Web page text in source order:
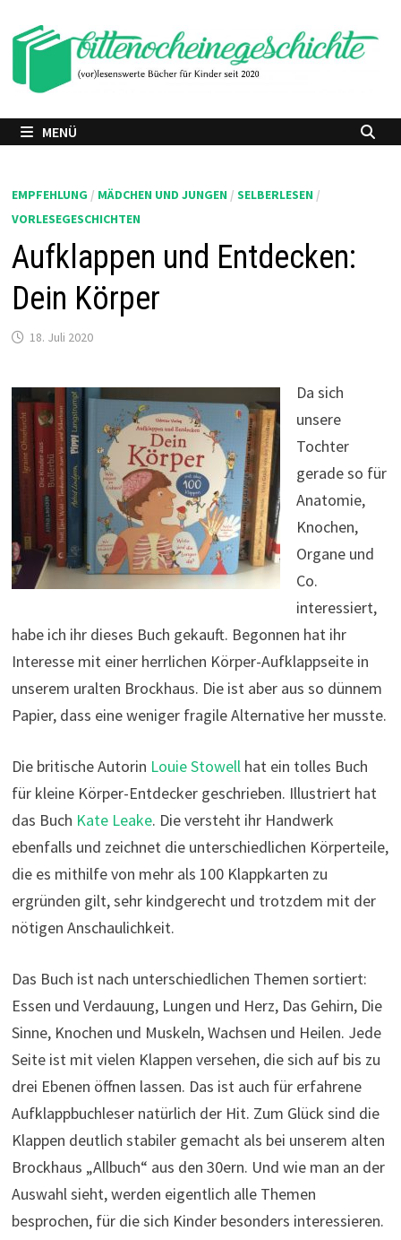
Inhalt
MENÜ
EMPFEHLUNG / MÄDCHEN UND JUNGEN / SELBERLESEN /
VORLESEGESCHICHTEN
Aufklappen und Entdecken:
Dein Körper
18. Juli 2020
Da sich
unsere
Tochter
gerade so für
Anatomie,
Knochen,
Organe und
Co.
interessiert,
habe ich ihr dieses Buch gekauft. Begonnen hat ihr
Interesse mit einer herrlichen Körper-Aufklappseite in
unserem uralten Brockhaus. Die ist aber aus so dünnem
Papier, dass eine weniger fragile Alternative her musste.
Die britische Autorin Louie Stowell hat ein tolles Buch
für kleine Körper-Entdecker geschrieben. Illustriert hat
das Buch Kate Leake. Die versteht ihr Handwerk
ebenfalls und zeichnet die unterschiedlichen Körperteile,
die es mithilfe von mehr als 100 Klappkarten zu
ergründen gilt, sehr kindgerecht und trotzdem mit der
nötigen Anschaulichkeit.
Das Buch ist nach unterschiedlichen Themen sortiert:
Essen und Verdauung, Lungen und Herz, Das Gehirn, Die
Sinne, Knochen und Muskeln, Wachsen und Heilen. Jede
Seite ist mit vielen Klappen versehen, die sich auf bis zu
drei Ebenen öffnen lassen. Das ist auch für erfahrene
Aufklappbuchleser natürlich der Hit. Zum Glück sind die
Klappen deutlich stabiler gemacht als bei unserem alten
Brockhaus „Allbuch“ aus den 30ern. Und wie man an der
Auswahl sieht, werden eigentlich alle Themen
besprochen, für die sich Kinder besonders interessieren.